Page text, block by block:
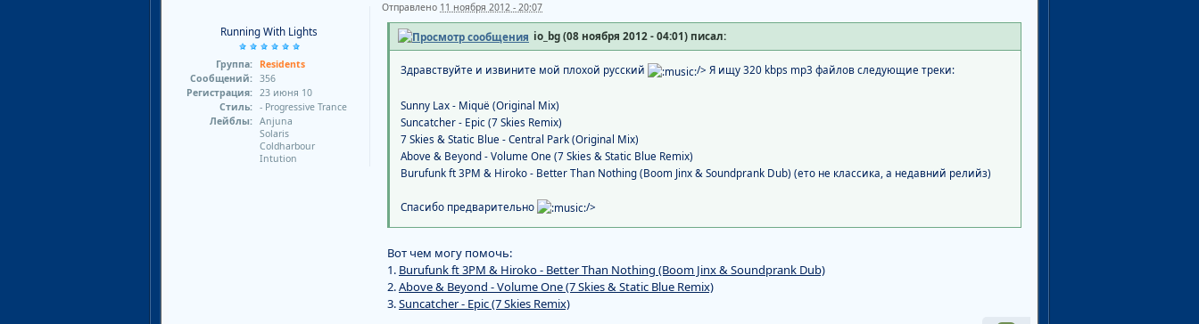
Running With Lights
Группа:
Residents
Сообщений:
356
Регистрация:
23 июня 10
Стиль:
- Progressive Trance
Лейблы:
Anjuna
Solaris
Coldharbour
Intution
Отправлено 11 ноября 2012 - 20:07
io_bg (08 ноября 2012 - 04:01) писал:
Здравствуйте и извините мой плохой русский /> Я ищу 320 kbps mp3 файлов следующие треки:
Sunny Lax - Miquë (Original Mix)
Suncatcher - Epic (7 Skies Remix)
7 Skies & Static Blue - Central Park (Original Mix)
Above & Beyond - Volume One (7 Skies & Static Blue Remix)
Burufunk ft 3PM & Hiroko - Better Than Nothing (Boom Jinx & Soundprank Dub) (ето не классика, а недавний релийз)
Спасибо предварительно />
Вот чем могу помочь:
1. Burufunk ft 3PM & Hiroko - Better Than Nothing (Boom Jinx & Soundprank Dub)
2.Above & Beyond - Volume One (7 Skies & Static Blue Remix)
3.Suncatcher - Epic (7 Skies Remix)